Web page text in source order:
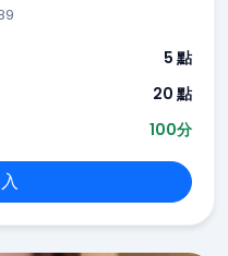
5 點
20 點
100分